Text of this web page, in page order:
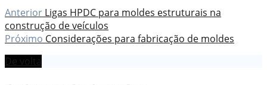
Anterior Ligas HPDC para moldes estruturais na
construção de veículos
Próximo Considerações para fabricação de moldes
De volta